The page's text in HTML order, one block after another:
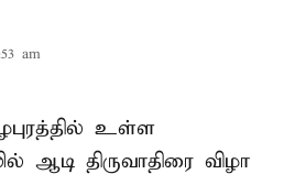
am
உள்ள
ஆடி திருவாதிரை விழா